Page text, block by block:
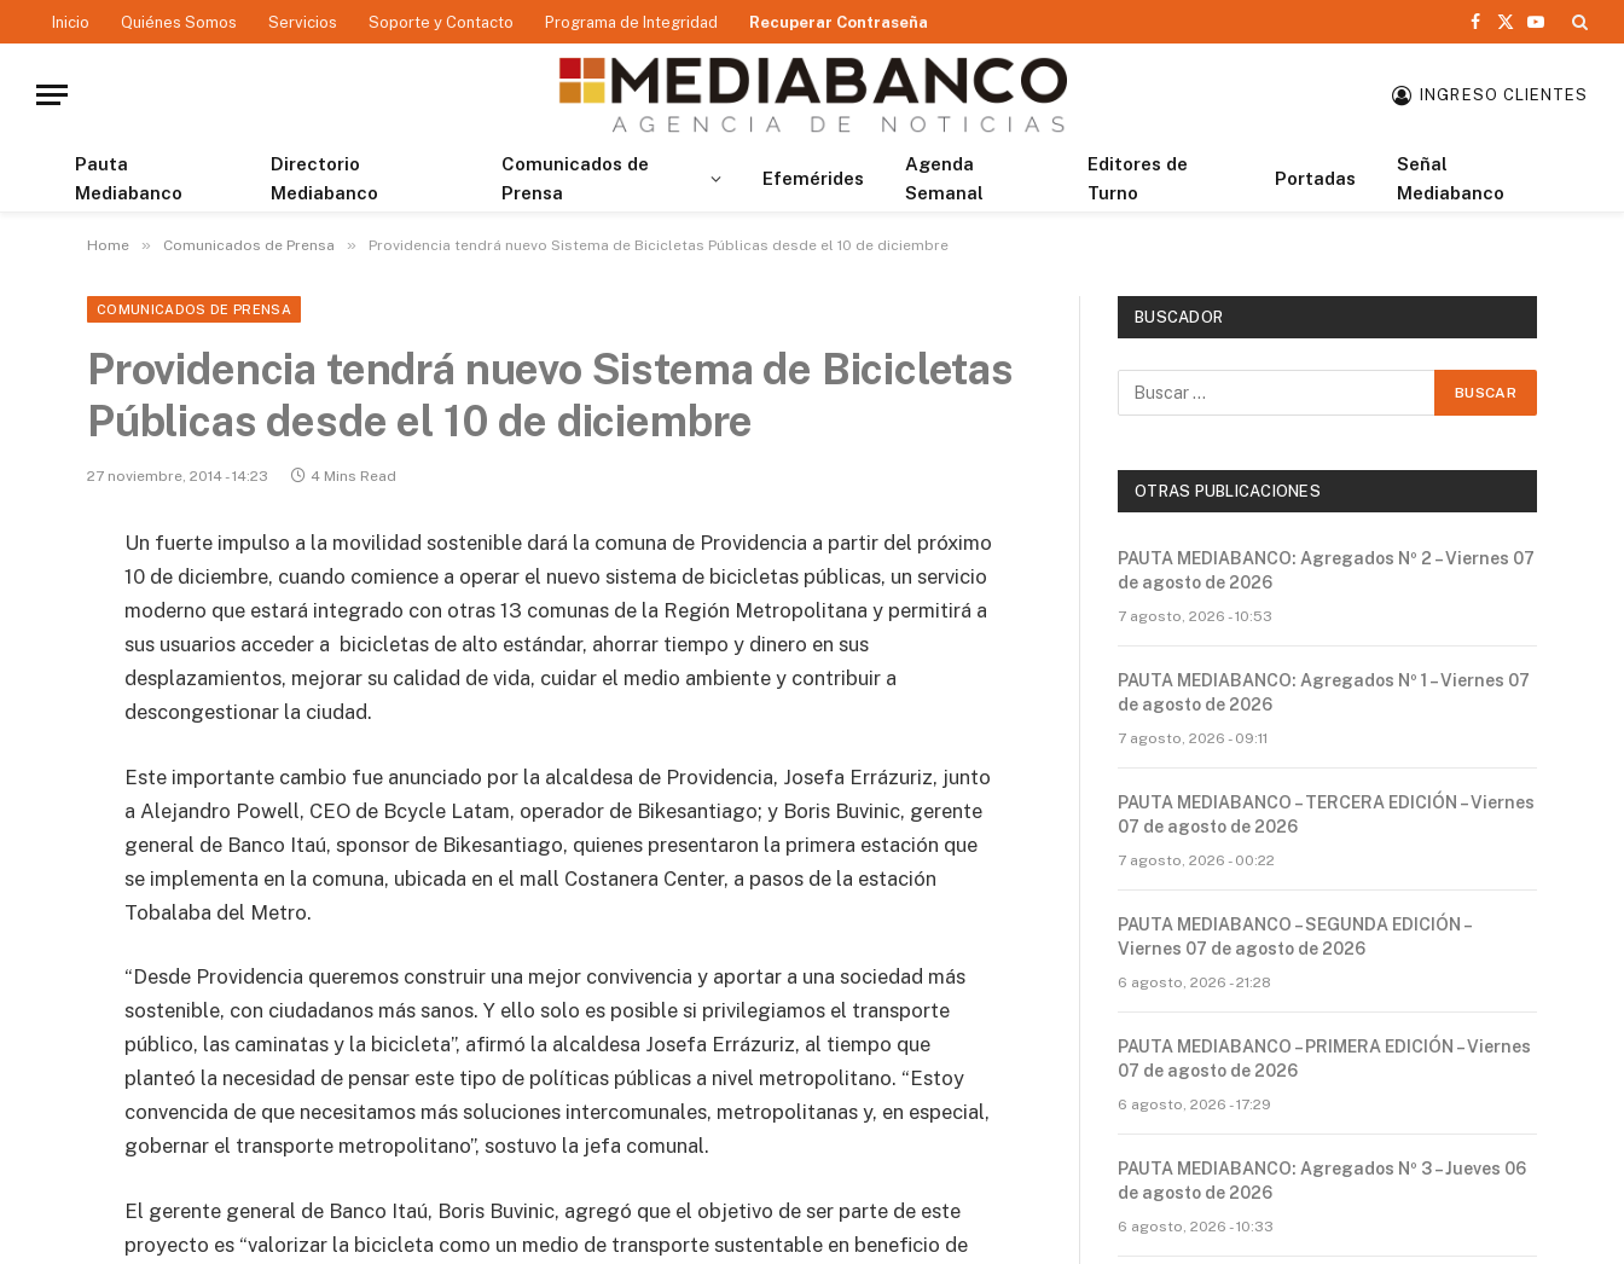
Inicio Quiénes Somos Servicios Soporte y Contacto Programa de Integridad Recuperar Contraseña
Facebook
X
YouTube
INGRESO CLIENTES
Pauta
Mediabanco
Directorio
Mediabanco
Comunicados de
Prensa
Efemérides
Agenda
Semanal
Editores de
Turno
Portadas
Señal
Mediabanco
Home » Comunicados de Prensa » Providencia tendrá nuevo Sistema de Bicicletas Públicas desde el 10 de diciembre
COMUNICADOS DE PRENSA
Providencia tendrá nuevo Sistema de Bicicletas
Públicas desde el 10 de diciembre
27 noviembre, 2014 - 14:23 4 Mins Read
Un fuerte impulso a la movilidad sostenible dará la comuna de Providencia a partir del próximo
10 de diciembre, cuando comience a operar el nuevo sistema de bicicletas públicas, un servicio
moderno que estará integrado con otras 13 comunas de la Región Metropolitana y permitirá a
sus usuarios acceder a bicicletas de alto estándar, ahorrar tiempo y dinero en sus
desplazamientos, mejorar su calidad de vida, cuidar el medio ambiente y contribuir a
descongestionar la ciudad.
Este importante cambio fue anunciado por la alcaldesa de Providencia, Josefa Errázuriz, junto
a Alejandro Powell, CEO de Bcycle Latam, operador de Bikesantiago; y Boris Buvinic, gerente
general de Banco Itaú, sponsor de Bikesantiago, quienes presentaron la primera estación que
se implementa en la comuna, ubicada en el mall Costanera Center, a pasos de la estación
Tobalaba del Metro.
“Desde Providencia queremos construir una mejor convivencia y aportar a una sociedad más
sostenible, con ciudadanos más sanos. Y ello solo es posible si privilegiamos el transporte
público, las caminatas y la bicicleta”, afirmó la alcaldesa Josefa Errázuriz, al tiempo que
planteó la necesidad de pensar este tipo de políticas públicas a nivel metropolitano. “Estoy
convencida de que necesitamos más soluciones intercomunales, metropolitanas y, en especial,
gobernar el transporte metropolitano”, sostuvo la jefa comunal.
El gerente general de Banco Itaú, Boris Buvinic, agregó que el objetivo de ser parte de este
proyecto es “valorizar la bicicleta como un medio de transporte sustentable en beneficio de
BUSCADOR
OTRAS PUBLICACIONES
PAUTA MEDIABANCO: Agregados Nº 2 – Viernes 07
de agosto de 2026
7 agosto, 2026 - 10:53
PAUTA MEDIABANCO: Agregados Nº 1 – Viernes 07
de agosto de 2026
7 agosto, 2026 - 09:11
PAUTA MEDIABANCO – TERCERA EDICIÓN – Viernes
07 de agosto de 2026
7 agosto, 2026 - 00:22
PAUTA MEDIABANCO – SEGUNDA EDICIÓN –
Viernes 07 de agosto de 2026
6 agosto, 2026 - 21:28
PAUTA MEDIABANCO – PRIMERA EDICIÓN – Viernes
07 de agosto de 2026
6 agosto, 2026 - 17:29
PAUTA MEDIABANCO: Agregados Nº 3 – Jueves 06
de agosto de 2026
6 agosto, 2026 - 10:33